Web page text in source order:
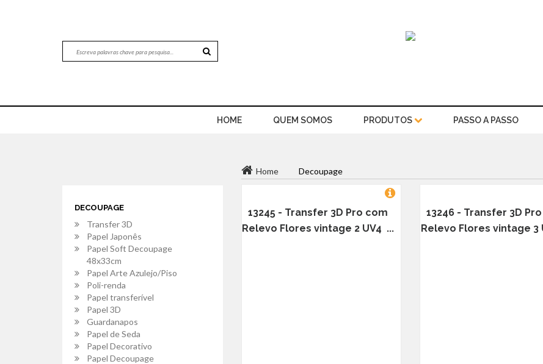
HOME QUEM SOMOS PRODUTOS PASSO A PASSO
DECOUPAGE
Transfer 3D
Papel Japonês
Papel Soft Decoupage
48x33cm
Papel Arte Azulejo/Piso
Poli-renda
Papel transferível
Papel 3D
Guardanapos
Papel de Seda
Papel Decorativo
Papel Decoupage
Home Decoupage
13245 - Transfer 3D Pro com
Relevo Flores vintage 2 UV4 ...
13246 - Transfer 3D
Relevo Flores vintage 3